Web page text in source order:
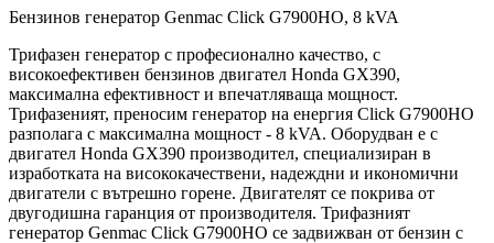
Бензинов генератор Genmac Click G7900HO, 8 kVA
Трифазен генератор с професионално качество, с
високоефективен бензинов двигател Honda GX390,
максимална ефективност и впечатляваща мощност.
Трифазеният, преносим генератор на енергия Click G7900HO
разполага с максимална мощност - 8 kVA. Оборудван е с
двигател Honda GX390 производител, специализиран в
изработката на висококачествени, надеждни и икономични
двигатели с вътрешно горене. Двигателят се покрива от
двугодишна гаранция от производителя. Трифазният
генератор Genmac Click G7900HO се задвижван от бензин с